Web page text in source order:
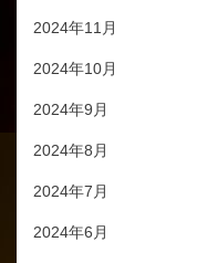
2024年11月
2024年10月
2024年9月
2024年8月
2024年7月
2024年6月